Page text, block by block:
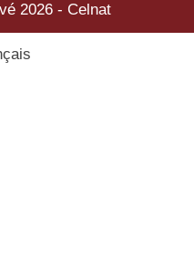
2026 - Celnat